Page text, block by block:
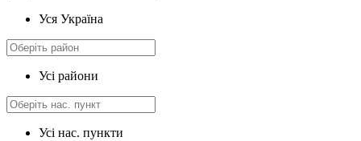
Уся Україна
Усі райони
Усі нас. пункти